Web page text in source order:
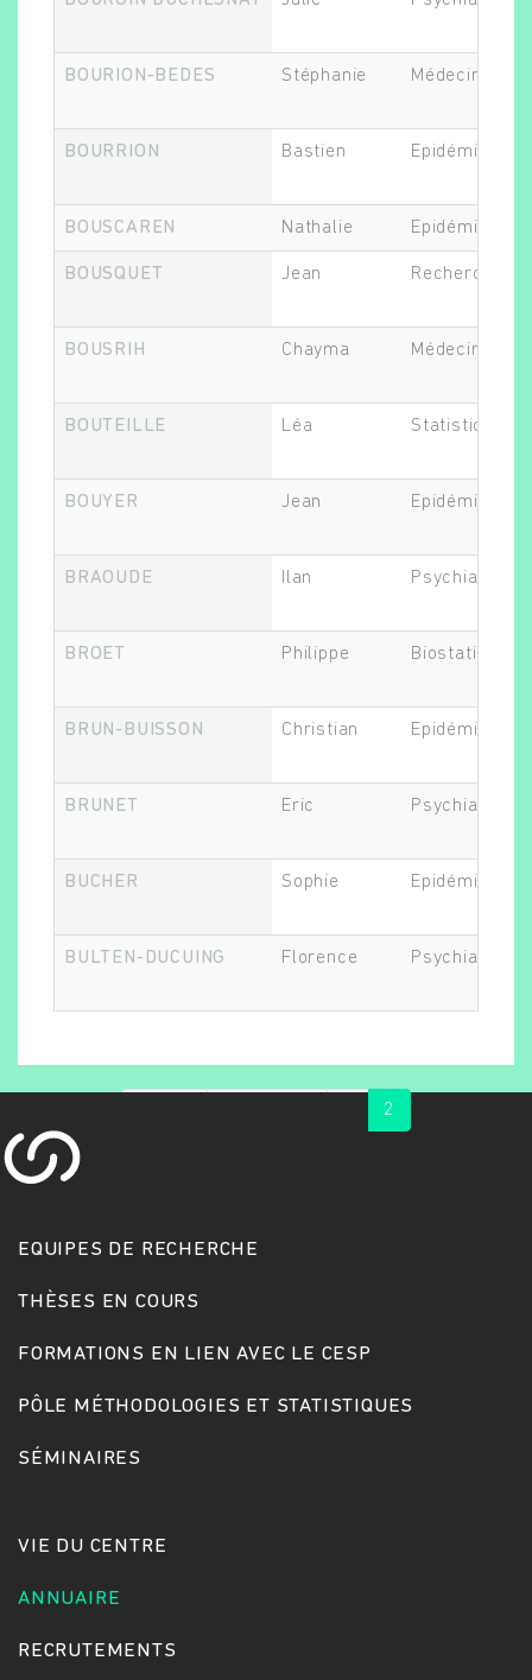
BOURION-BEDES Stéphanie Médecin
BOURRION Bastien
BOUSCAREN Nathalie
BOUSQUET Jean Recherche
BOUSRIH Chayma Médecin
BOUTEILLE Léa
BOUYER Jean
BRAOUDE Ilan Psychiatre
BROET Philippe
BRUN-BUISSON Christian
BRUNET Eric Psychiatre
BUCHER Sophie
BULTEN-DUCUING Florence Psychiatre
2
EQUIPES DE RECHERCHE
THÈSES EN COURS
FORMATIONS EN LIEN AVEC LE CESP
PÔLE MÉTHODOLOGIES ET STATISTIQUES
SÉMINAIRES
VIE DU CENTRE
ANNUAIRE
RECRUTEMENTS